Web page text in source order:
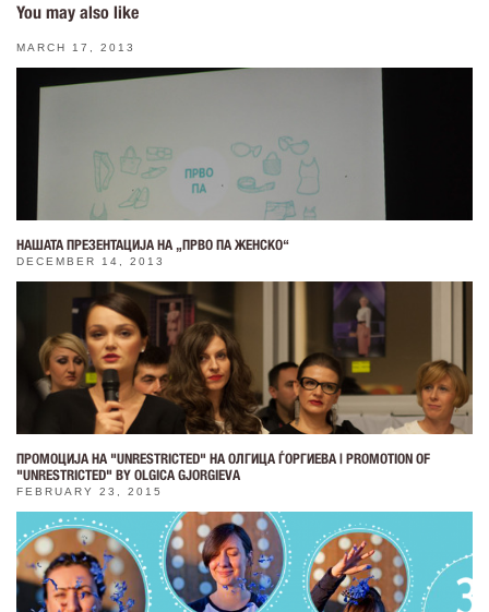
You may also like
MARCH 17, 2013
НАШАТА ПРЕЗЕНТАЦИЈА НА „ПРВО ПА ЖЕНСКО“
DECEMBER 14, 2013
ПРОМОЦИЈА НА "UNRESTRICTED" НА ОЛГИЦА ЃОРГИЕВА | PROMOTION OF
"UNRESTRICTED" BY OLGICA GJORGIEVA
FEBRUARY 23, 2015